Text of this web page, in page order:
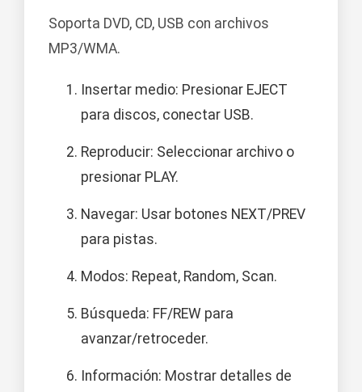
Soporta DVD, CD, USB con archivos
MP3/WMA.
Insertar medio: Presionar EJECT
para discos, conectar USB.
Reproducir: Seleccionar archivo o
presionar PLAY.
Navegar: Usar botones NEXT/PREV
para pistas.
Modos: Repeat, Random, Scan.
Búsqueda: FF/REW para
avanzar/retroceder.
Información: Mostrar detalles de